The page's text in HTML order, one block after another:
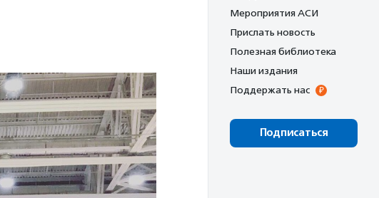
Мероприятия АСИ
Прислать новость
Полезная библиотека
Наши издания
Поддержать нас
Подписаться